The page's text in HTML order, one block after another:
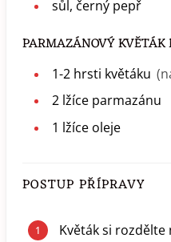
sůl, černý pepř
PARMAZÁNOVÝ KVĚTÁK
1-2 hrsti květáku
2 lžíce parmazánu
1 lžíce oleje
POSTUP PŘÍPRAVY
Květák si rozdělte